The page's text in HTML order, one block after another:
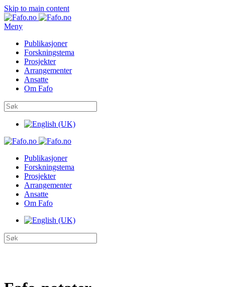
Skip to main content
Meny
Publikasjoner
Forskningstema
Prosjekter
Arrangementer
Ansatte
Om Fafo
Publikasjoner
Forskningstema
Prosjekter
Arrangementer
Ansatte
Om Fafo